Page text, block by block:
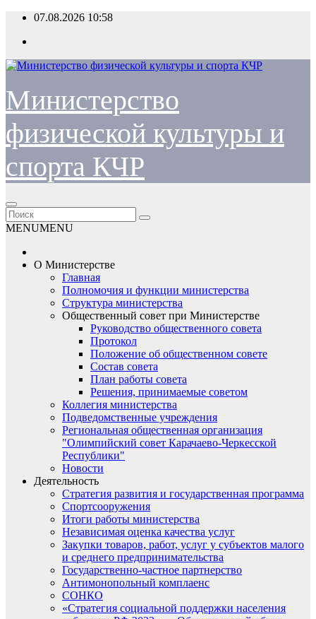
Перейти
содержимому
07.08.2026 10:58
Министерство
физической культуры и
спорта КЧР
MENUMENU
О Министерстве
Главная
Полномочия и функции министерства
Структура министерства
Общественный совет при Министерстве
Руководство общественного совета
Протокол
Положение об общественном совете
Состав совета
План работы совета
Решения, принимаемые советом
Коллегия министерства
Подведомственные учреждения
Региональная общественная организация
"Олимпийский совет Карачаево-Черкесской
Республики"
Новости
Деятельность
Стратегия развития и государственная программа
Спортсооружения
Итоги работы министерства
Независимая оценка качества услуг
Закупки товаров, работ, услуг у субъектов малого
и среднего предпринимательства
Государственно-частное партнерство
Антимонопольный комплаенс
СОНКО
«Стратегия социальной поддержки населения